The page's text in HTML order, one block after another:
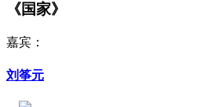
《国家》
嘉宾：
刘筝元